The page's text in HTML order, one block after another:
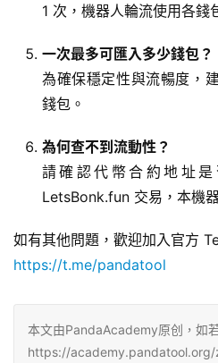
1 次，機器人輪流使用各錢
一次最多可匯入多少錢包？
為確保穩定性與流暢度，
錢包。
為何查不到流動性？
請確認代幣合約地址
LetsBonk.fun 交易，本機
如有其他問題，歡迎加入官方
https://t.me/pandatool
询
本文由PandaAcademy原创，如
https://academy.pandatool.org/